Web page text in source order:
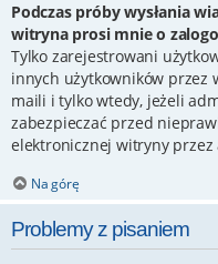
Podczas próby wysłania
witryna prosi mnie o
Tylko zarejestrowani
innych użytkowników przez
maili i tylko wtedy, jeżeli
zabezpieczać przed
elektronicznej witryny
Na górę
Problemy z pisaniem